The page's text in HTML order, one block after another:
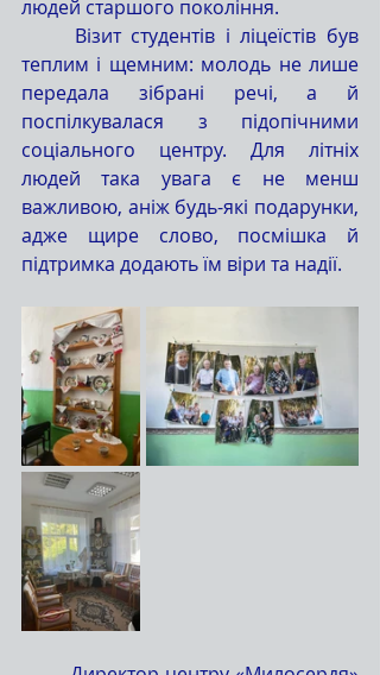
людей старшого покоління.
теплим і щемним: молодь не лише
передала зібрані речі, а й
поспілкувалася з підопічними
соціального центру. Для літніх
людей така увага є не менш
важливою, аніж будь-які подарунки,
адже щире слово, посмішка й
підтримка додають їм віри та надії.